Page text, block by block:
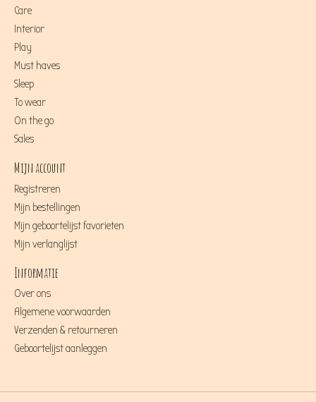
Care
Interior
Play
Must haves
Sleep
To wear
On the go
Sales
Mijn account
Registreren
Mijn bestellingen
Mijn geboortelijst favorieten
Mijn verlanglijst
Informatie
Over ons
Algemene voorwaarden
Verzenden & retourneren
Geboortelijst aanleggen